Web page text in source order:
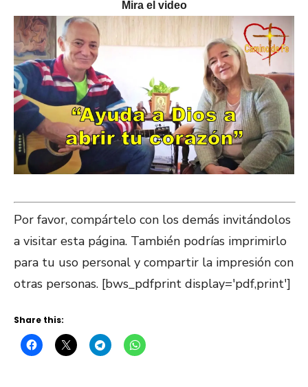
Mira el video
Por favor, compártelo con los demás invitándolos
a visitar esta página. También podrías imprimirlo
para tu uso personal y compartir la impresión con
otras personas. [bws_pdfprint display='pdf,print']
Share this: